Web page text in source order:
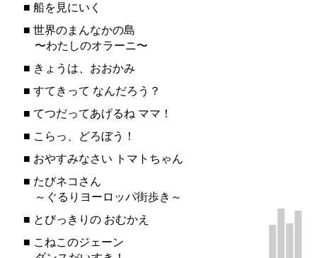
■ 船を見にいく
■ 世界のまんなかの島
〜わたしのオラーニ〜
■ きょうは、おおかみ
■ すてきって なんだろう？
■ てつだってあげるね ママ！
■ こらっ、どろぼう！
■ おやすみなさい トマトちゃん
■ たびネコさん
～ぐるりヨーロッパ街歩き～
■ とびっきりの おむかえ
■ こねこのジェーン